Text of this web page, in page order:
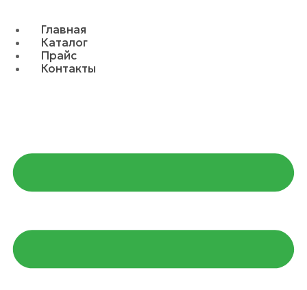
Главная
Каталог
Прайс
Контакты